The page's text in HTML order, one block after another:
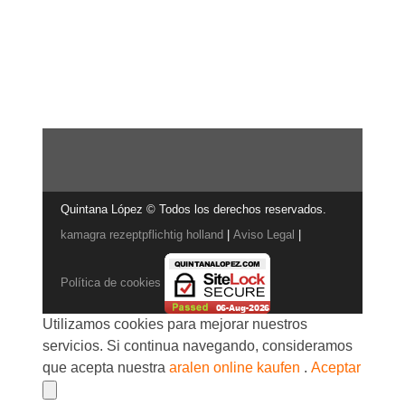
Quintana López © Todos los derechos reservados.
kamagra rezeptpflichtig holland |Aviso Legal |
Política de cookies
Utilizamos cookies para mejorar nuestros
servicios. Si continua navegando, consideramos
que acepta nuestraaralen online kaufen .Aceptar